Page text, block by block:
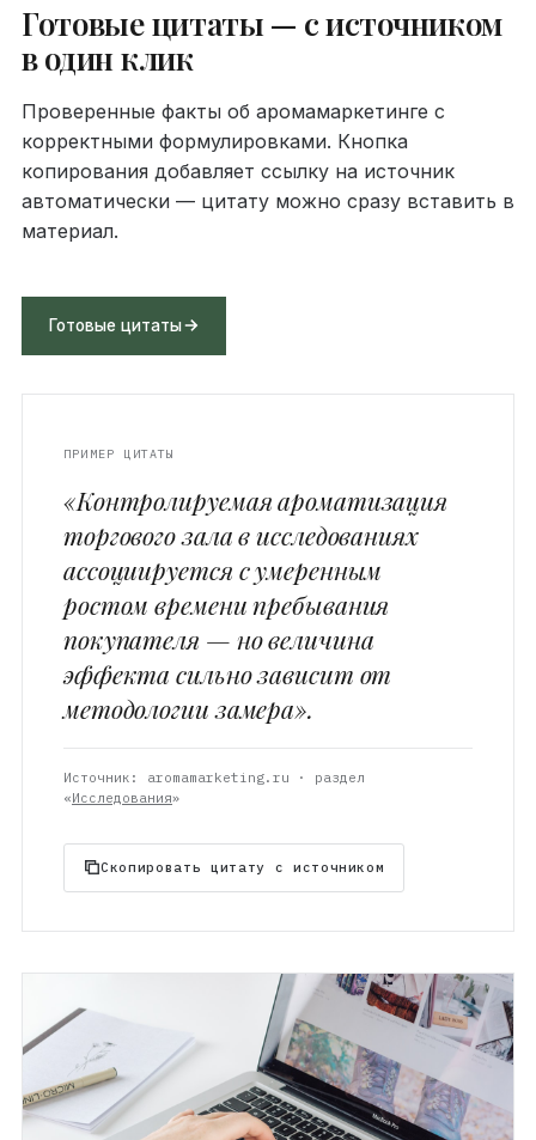
Готовые цитаты — с источником
в один клик
Проверенные факты об аромамаркетинге с
корректными формулировками. Кнопка
копирования добавляет ссылку на источник
автоматически — цитату можно сразу вставить в
материал.
Готовые цитаты
ПРИМЕР ЦИТАТЫ
«Контролируемая ароматизация
торгового зала в исследованиях
ассоциируется с умеренным
ростом времени пребывания
покупателя — но величина
эффекта сильно зависит от
методологии замера».
Источник: aromamarketing.ru · раздел
«Исследования»
Скопировать цитату с источником